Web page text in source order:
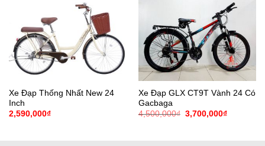
Xe Đạp Thống Nhất New 24
Inch
2,590,000₫
Xe Đạp GLX CT9T Vành 24 Có
Gacbaga
4,500,000₫ Giá
3,700,000₫Giá